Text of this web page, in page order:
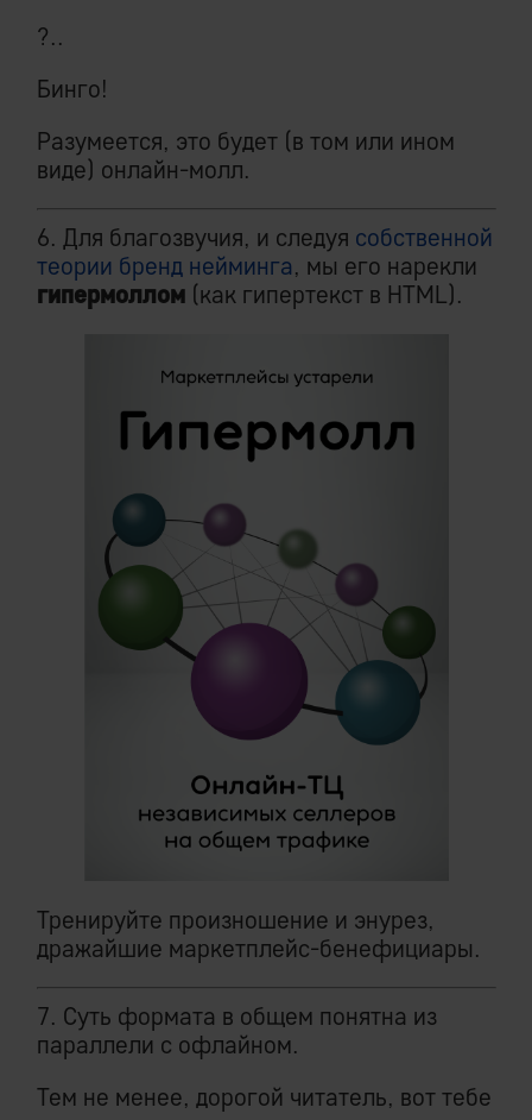
?..
Бинго!
Разумеется, это будет (в том или ином
виде) онлайн-молл.
6. Для благозвучия, и следуя собственной
теории бренд нейминга, мы его нарекли
гипермоллом (как гипертекст в HTML).
Тренируйте произношение и энурез,
дражайшие маркетплейс-бенефициары.
7. Суть формата в общем понятна из
параллели с офлайном.
Тем не менее, дорогой читатель, вот тебе